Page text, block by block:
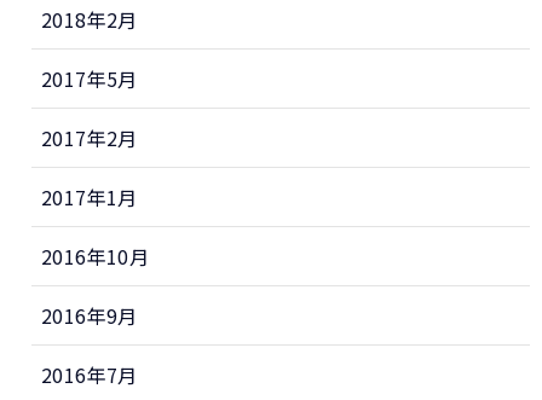
2018年2月
2017年5月
2017年2月
2017年1月
2016年10月
2016年9月
2016年7月